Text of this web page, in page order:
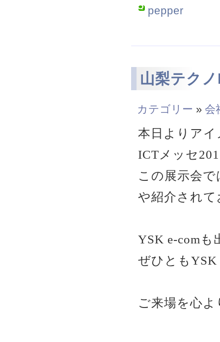
pepper
山梨テク
カテゴリー » 会
本日よりア
ICTメッセ
この展示会
や紹介され
YSK e-comも
ぜひともYSK
ご来場を心